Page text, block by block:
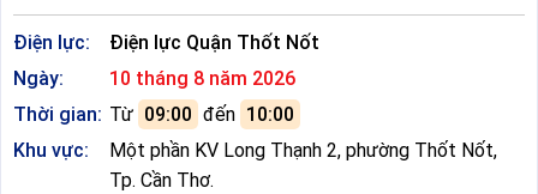
Điện lực:
Điện lực Quận Thốt Nốt
Ngày:
10 tháng 8 năm 2026
Thời gian: Từ 09:00 đến 10:00
Khu vực:
Một phần KV Long Thạnh 2, phường Thốt Nốt,
Tp. Cần Thơ.